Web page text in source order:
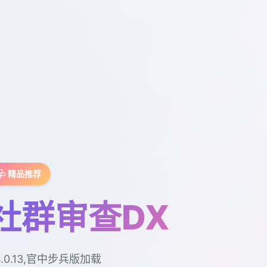
精品推荐
群审查DX
官中步兵版加载